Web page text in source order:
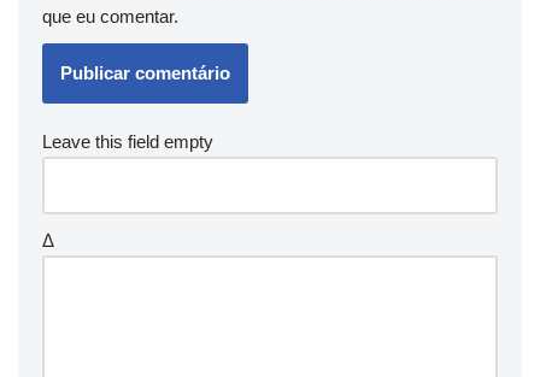
que eu comentar.
Leave this field empty
Δ